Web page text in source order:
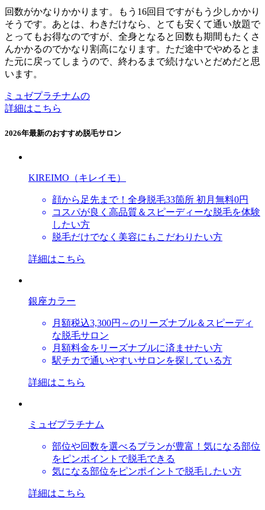
回数がかなりかかります。もう16回目ですがもう少しかかり
そうです。あとは、わきだけなら、とても安くて通い放題で
とってもお得なのですが、全身となると回数も期間もたくさ
んかかるのでかなり割高になります。ただ途中でやめるとま
た元に戻ってしまうので、終わるまで続けないとだめだと思
います。
ミュゼプラチナムの
詳細はこちら
2026年最新のおすすめ脱毛サロン
KIREIMO（キレイモ）
顔から足先まで！全身脱毛33箇所 初月無料0円
コスパが良く高品質＆スピーディーな脱毛を体験
したい方
脱毛だけでなく美容にもこだわりたい方
詳細はこちら
銀座カラー
月額税込3,300円～のリーズナブル＆スピーディ
な脱毛サロン
月額料金をリーズナブルに済ませたい方
駅チカで通いやすいサロンを探している方
詳細はこちら
ミュゼプラチナム
部位や回数を選べるプランが豊富！気になる部位
をピンポイントで脱毛できる
気になる部位をピンポイントで脱毛したい方
詳細はこちら